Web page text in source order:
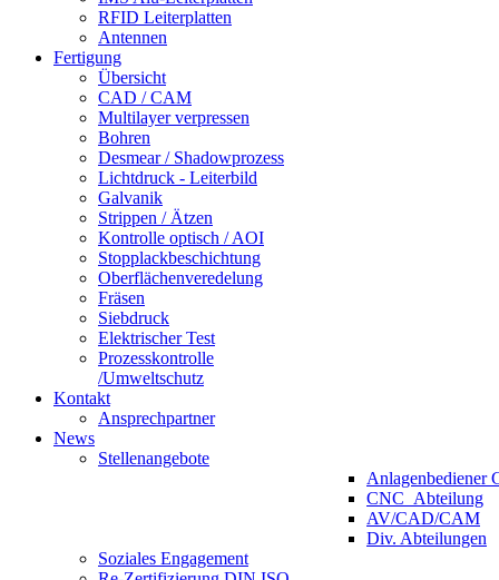
RFID Leiterplatten
Antennen
Fertigung
Übersicht
CAD / CAM
Multilayer verpressen
Bohren
Desmear / Shadowprozess
Lichtdruck - Leiterbild
Galvanik
Strippen / Ätzen
Kontrolle optisch / AOI
Stopplackbeschichtung
Oberflächenveredelung
Fräsen
Siebdruck
Elektrischer Test
Prozesskontrolle
/Umweltschutz
Kontakt
Ansprechpartner
News
Stellenangebote
Anlagenbediener
CNC_Abteilung
AV/CAD/CAM
Div. Abteilungen
Soziales Engagement